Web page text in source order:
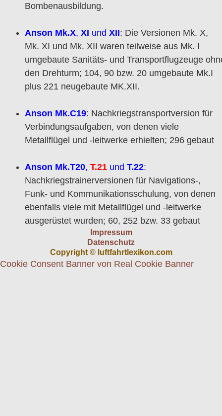
Bombenausbildung.
Anson Mk.X, XI und XII: Die Versionen Mk. X,
Mk. XI und Mk. XII waren teilweise aus Mk. I
umgebaute Sanitäts- und Transportflugzeuge
den Drehturm; 104, 90 bzw. 20 umgebaute Mk.I
plus 221 neugebaute MK.XII.
Anson Mk.C19: Nachkriegstransportversion für
Verbindungsaufgaben, von denen viele
Metallflügel und -leitwerke erhielten; 296 gebaut
Anson Mk.T20, T.21 und T.22:
Nachkriegstrainerversionen für Navigations-,
Funk- und Kommunikationsschulung, von denen
ebenfalls viele mit Metallflügel und -leitwerke
ausgerüstet wurden; 60, 252 bzw. 33 gebaut
Impressum
Datenschutz
Copyright © luftfahrtlexikon.com
Cookie Consent Banner von Real Cookie Banner